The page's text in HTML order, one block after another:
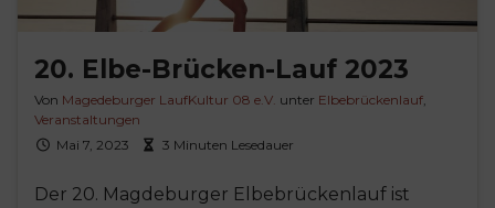
20. Elbe-Brücken-Lauf 2023
Von Magedeburger LaufKultur 08 e.V. unter Elbebrückenlauf
Veranstaltungen
Mai 7, 2023
3 Minuten Lesedauer
Der 20. Magdeburger Elbebrückenlauf ist